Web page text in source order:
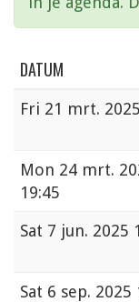
DATUM
Fri 21 mrt.
Mon 24 mrt.
19:45
Sat 7 jun. 2025
Sat 6 sep. 2025